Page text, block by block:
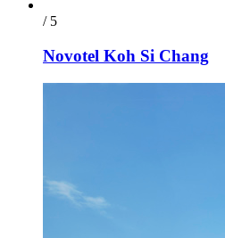
/ 5
Novotel Koh Si Chang